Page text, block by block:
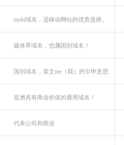
mobi域名，适移动网站的优质选择。
媒体界域名，也属国别域名！
国别域名，英文me（我）的引申意思
亚洲具有商业价值的通用域名！
代表公司和商业